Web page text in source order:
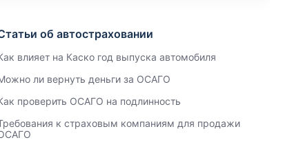
об автостраховании
влияет на Каско год выпуска автомобиля
ли вернуть деньги за ОСАГО
проверить ОСАГО на подлинность
к страховым компаниям для продажи